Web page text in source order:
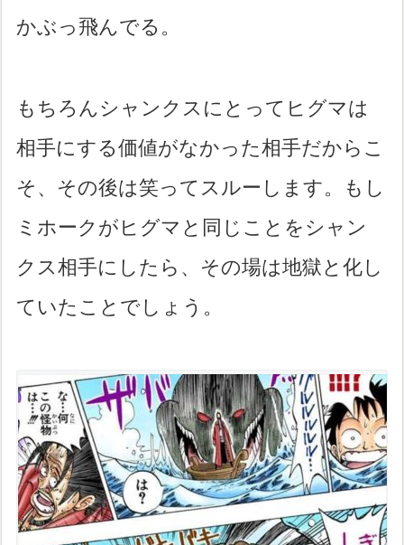
かぶっ飛んでる。
もちろんシャンクスにとってヒグマは
相手にする価値がなかった相手だからこ
そ、その後は笑ってスルーします。もし
ミホークがヒグマと同じことをシャン
クス相手にしたら、その場は地獄と化し
ていたことでしょう。